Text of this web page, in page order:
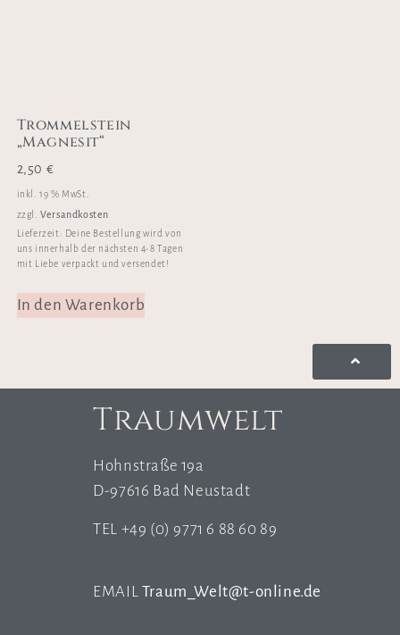
Trommelstein
„Magnesit“
2,50 €
inkl. 19 % MwSt.
zzgl.Versandkosten
Lieferzeit: Deine Bestellung wird von
uns innerhalb der nächsten 4-8 Tagen
mit Liebe verpackt und versendet!
In den Warenkorb
Traumwelt
Hohnstraße 19a
D-97616 Bad Neustadt
TEL +49 (0) 9771 6 88 60 89
EMAIL Traum_Welt@t-online.de